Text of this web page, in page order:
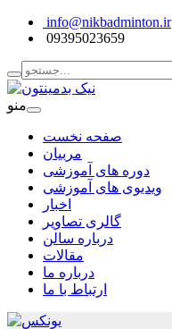
info@nikbadminton.ir
09395023659
منو
صفحه نخست
مربیان
دوره های آموزشی
ویدیوی های آموزشی
اخبار
گالری تصاویر
درباره سالن
مقالات
درباره ما
ارتباط با ما